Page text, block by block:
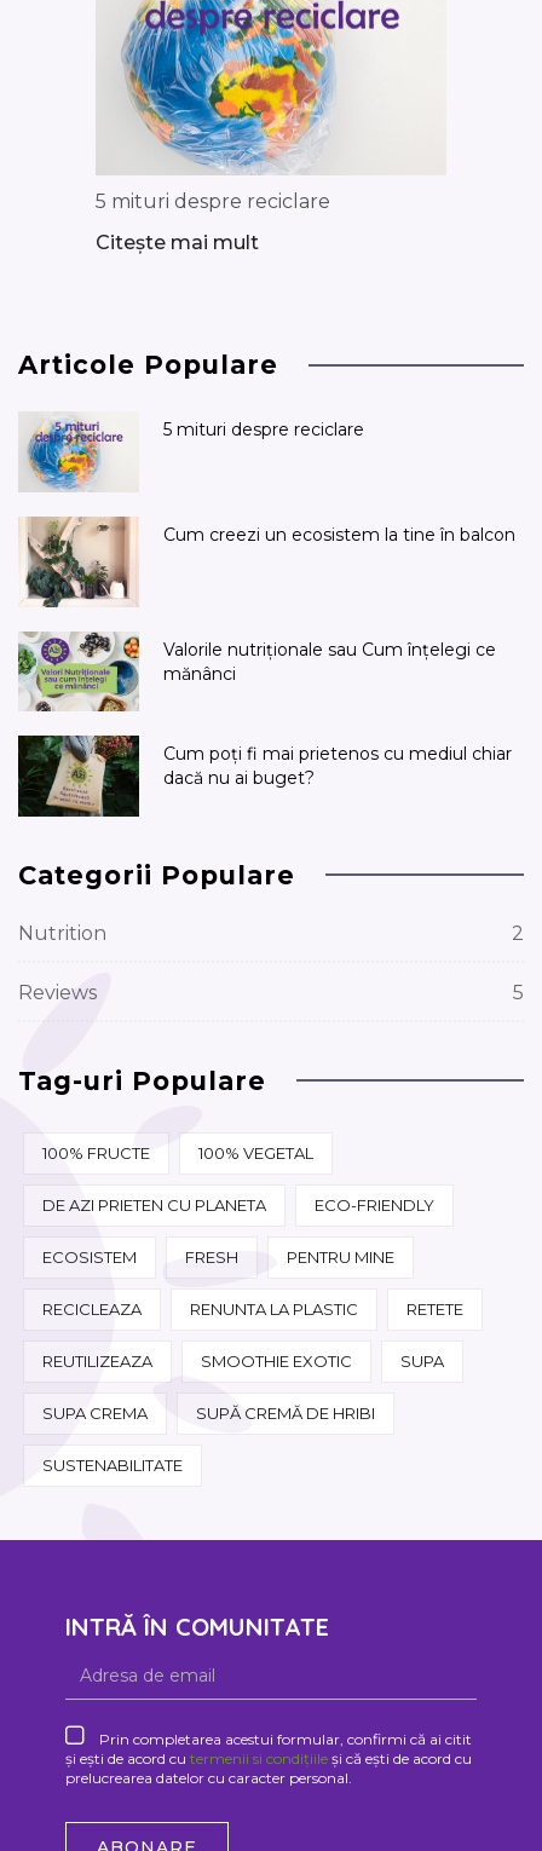
5 mituri despre reciclare
Citește mai mult
Articole Populare
5 mituri despre reciclare
Cum creezi un ecosistem la tine în balcon
Valorile nutriționale sau Cum înțelegi ce
mănânci
Cum poți fi mai prietenos cu mediul chiar
dacă nu ai buget?
Categorii Populare
Nutrition 2
Reviews 5
Tag-uri Populare
100% FRUCTE 100% VEGETAL
DE AZI PRIETEN CU PLANETA ECO-FRIENDLY
ECOSISTEM FRESH PENTRU MINE
RECICLEAZA RENUNTA LA PLASTIC RETETE
REUTILIZEAZA SMOOTHIE EXOTIC SUPA
SUPA CREMA SUPĂ CREMĂ DE HRIBI
SUSTENABILITATE
INTRĂ ÎN COMUNITATE
Prin completarea acestui formular, confirmi că ai citit
și ești de acord cu termenii si condițiile și că ești de acord cu
prelucrearea datelor cu caracter personal.